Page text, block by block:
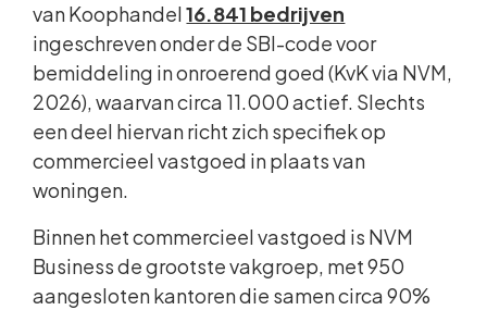
van Koophandel16.841 bedrijven
ingeschreven onder de SBI-code voor
bemiddeling in onroerend goed (KvK via NVM,
2026), waarvan circa 11.000 actief. Slechts
een deel hiervan richt zich specifiek op
commercieel vastgoed in plaats van
woningen.
Binnen het commercieel vastgoed is NVM
Business de grootste vakgroep, met 950
aangesloten kantoren die samen circa 90%